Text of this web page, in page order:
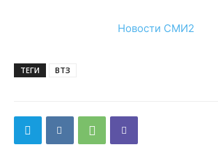
Новости СМИ2
ТЕГИ ВТЗ